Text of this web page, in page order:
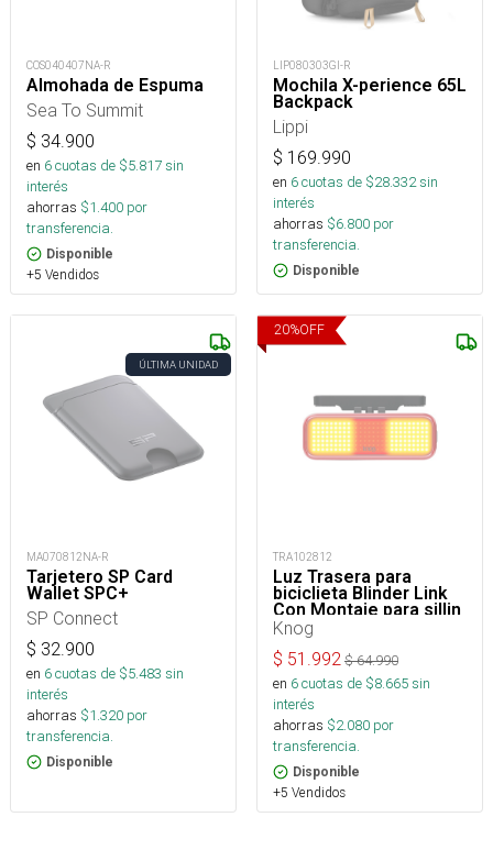
COS040407NA-R
Almohada de Espuma
Sea To Summit
$ 34.900
en 6cuotas de $5.817sin
interés
ahorras $1.400 por
transferencia.
Disponible
+5 Vendidos
LIP080303GI-R
Mochila X-perience 65L
Backpack
Lippi
$ 169.990
en 6cuotas de $28.332sin
interés
ahorras $6.800 por
transferencia.
Disponible
ÚLTIMA UNIDAD
MA070812NA-R
Tarjetero SP Card
Wallet SPC+
SP Connect
$ 32.900
en 6cuotas de $5.483 sin
interés
ahorras $1.320 por
transferencia.
Disponible
20%OFF
TRA102812
Luz Trasera para
biciclieta Blinder Link
Con Montaje para sillin
Knog
$ 51.992 $64.990
en 6cuotas de $8.665sin
interés
ahorras $2.080 por
transferencia.
Disponible
+5 Vendidos